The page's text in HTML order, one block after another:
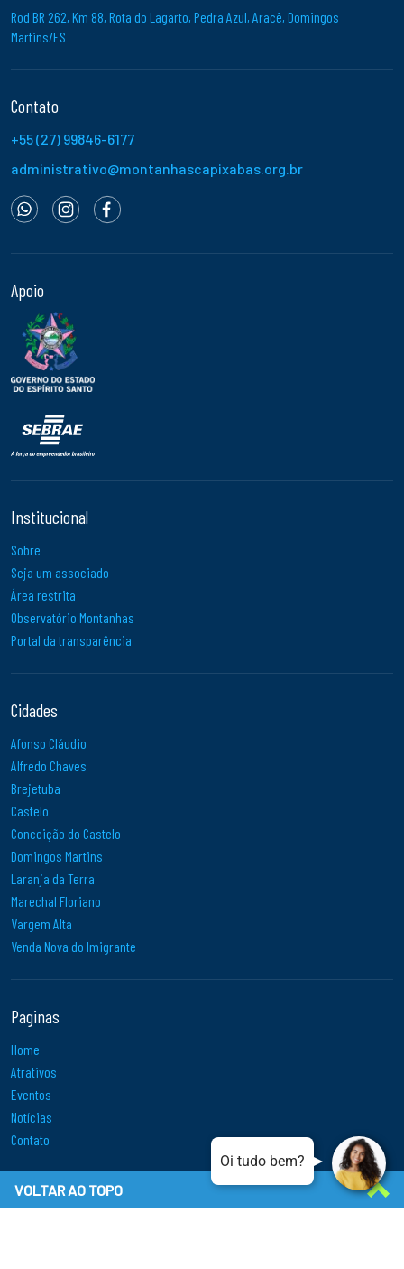
Rod BR 262, Km 88, Rota do Lagarto, Pedra Azul, Aracê, Domingos
Martins/ES
Contato
+55 (27) 99846-6177
administrativo@montanhascapixabas.org.br
Apoio
Institucional
Sobre
Seja um associado
Área restrita
Observatório Montanhas
Portal da transparência
Cidades
Afonso Cláudio
Alfredo Chaves
Brejetuba
Castelo
Conceição do Castelo
Domingos Martins
Laranja da Terra
Marechal Floriano
Vargem Alta
Venda Nova do Imigrante
Paginas
Home
Atrativos
Eventos
Notícias
Contato
VOLTAR AO TOPO
Oi tudo b